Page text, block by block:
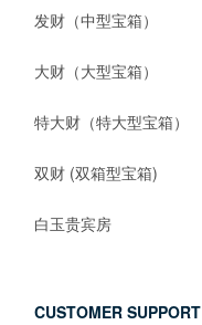
发财（中型宝箱）
大财（大型宝箱）
特大财（特大型宝箱）
双财 (双箱型宝箱)
白玉贵宾房
CUSTOMER SUPPORT